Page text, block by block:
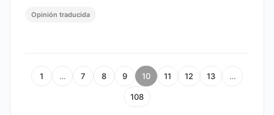
Opinión traducida
1 … 7 8 9 10 11 12 13 …
108